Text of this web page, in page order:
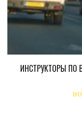
ИНСТРУКТОРЫ ПО